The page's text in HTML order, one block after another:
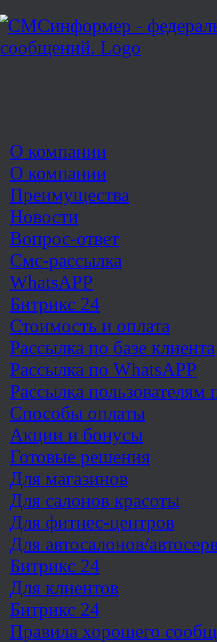
О компании
О компании
Преимущества
Новости
Вопрос-ответ
Смс-рассылка
WhatsAPP
Битрикс 24
Стоимость и оплата
Рассылка по базе клиента
Рассылка по WhatsAPP
Рассылка
Способы оплаты
Акции и бонусы
Готовые решения
Для магазинов
Для салонов красоты
Для фитнес-центров
Для автосалонов/
Битрикс 24
Для клиентов
Битрикс 24
Правила хорошего